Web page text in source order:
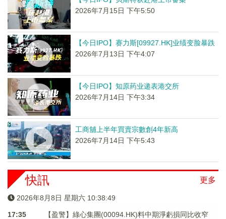
2026年7月15日 下午5:50
【今日IPO】赛力斯[09927.HK]业绩变脸暴跌
2026年7月13日 下午4:07
【今日IPO】知原药业递表港交所
2026年7月14日 下午3:34
工商舖上半年買賣宗數創4年新高
2026年7月14日 下午5:43
更多
快訊
2026年8月8日 星期六 10:38:49
17:35
【盈警】綠心集團(00094.HK)料中期淨虧損同比收窄